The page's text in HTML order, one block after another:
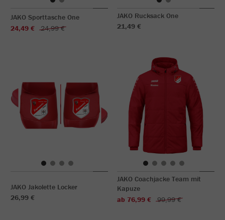
JAKO Sporttasche One
24,49 €
24,99 €
JAKO Rucksack One
21,49 €
JAKO Jakolette Locker
26,99 €
JAKO Coachjacke Team mit
Kapuze
ab 76,99 €
99,99 €